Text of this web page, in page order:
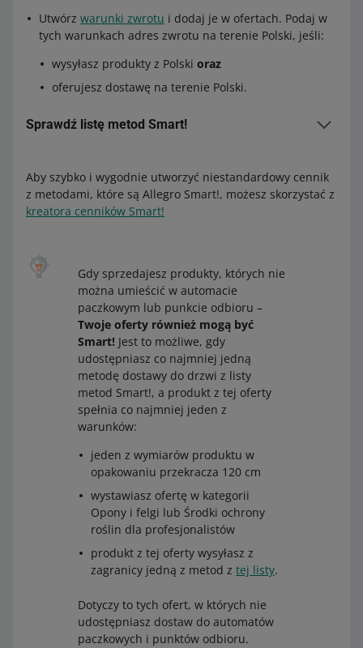
Utwórz warunki zwrotu i dodaj je w ofertach. Podaj w
tych warunkach adres zwrotu na terenie Polski, jeśli:
wysyłasz produkty z Polski oraz
oferujesz dostawę na terenie Polski.
Sprawdź listę metod Smart!
Metody dostawy do drzwi
Allegro One (Punkt, Box, Kurier) (Allegro Delivery)
Allegro Kurier PocztexlubAllegro Przesyłka polecona
Allegro MiniPrzesyłka
Metody dostawy do punktu odbioru lub
automatu paczkowego
Allegro One (Punkt, Box) (Allegro Delivery)lub
One (Punkt, Box, Kurier) (Allegro Delivery)
Allegro Odbiór w Punkcie ORLEN Paczka (Allegro
Delivery)
Allegro Odbiór w Punkcie DPD Pickup (Allegro Delivery)
i Allegro Automat DPD Pickup (Allegro Delivery)
Allegro Odbiór w Punkcie PocztexlubAllegro Automat
Allegro Automat DHL BOX 24/7 (Allegro Delivery).
Aby szybko i wygodnie utworzyć niestandardowy cennik
z metodami, które są Allegro Smart!, możesz skorzystać z
kreatora cenników Smart!
Gdy sprzedajesz produkty, których nie
można umieścić w automacie
paczkowym lub punkcie odbioru –
Twoje oferty również mogą być
Smart! Jest to możliwe, gdy
udostępniasz co najmniej jedną
metodę dostawy do drzwi z listy
metod Smart!, a produkt z tej oferty
spełnia co najmniej jeden z
warunków:
jeden z wymiarów produktu w
opakowaniu przekracza 120 cm
wystawiasz ofertę w kategorii
Opony i felgi lub Środki ochrony
roślin dla profesjonalistów
produkt z tej oferty wysyłasz z
zagranicy jedną z metod z tej listy.
Dotyczy to tych ofert, w których nie
udostępniasz dostaw do automatów
paczkowych i punktów odbioru.